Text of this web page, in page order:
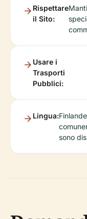
Rispettare
il Sito:
Usare i
Trasporti
Pubblici:
Lingua:
sono